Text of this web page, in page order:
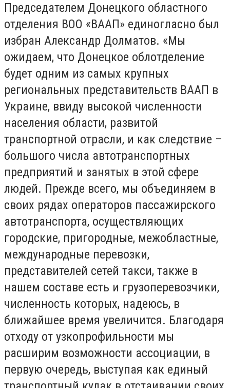
Председателем Донецкого областного
отделения ВОО «ВААП» единогласно был
избран Александр Долматов. «Мы
ожидаем, что Донецкое облотделение
будет одним из самых крупных
региональных представительств ВААП в
Украине, ввиду высокой численности
населения области, развитой
транспортной отрасли, и как следствие –
большого числа автотранспортных
предприятий и занятых в этой сфере
людей. Прежде всего, мы объединяем в
своих рядах операторов пассажирского
автотранспорта, осуществляющих
городские, пригородные, межобластные,
международные перевозки,
представителей сетей такси, также в
нашем составе есть и грузоперевозчики,
численность которых, надеюсь, в
ближайшее время увеличится. Благодаря
отходу от узкопрофильности мы
расширим возможности ассоциации, в
первую очередь, выступая как единый